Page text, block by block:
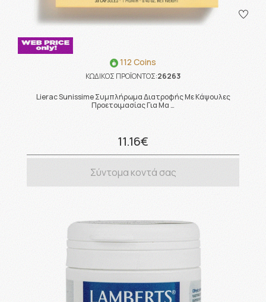
112 Coins
ΚΩΔΙΚΟΣ ΠΡΟΪΟΝΤΟΣ:26263
Lierac Sunissime Συμπλήρωμα Διατροφής Με Κάψουλες
Προετοιμασίας Για Μα …
11.16€
Σύντομα κοντά σας